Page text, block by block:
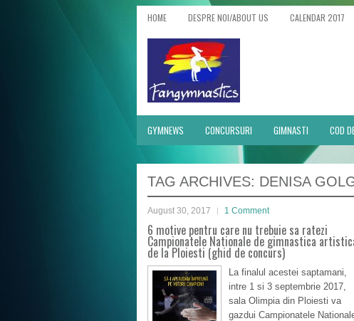
HOME DESPRE NOI/ABOUT US CALENDAR 2017
GYMNEWS CONCURSURI GIMNASTI COD
TAG ARCHIVES: DENISA
August 30, 2017 1 Comment
6 motive pentru care nu trebuie sa ratezi
Campionatele Nationale de gimnastica
de la Ploiesti (ghid de concurs)
La finalul acestei saptamani,
intre 1 si 3 septembrie 2017,
sala Olimpia din Ploiesti va
gazdui Campionatele